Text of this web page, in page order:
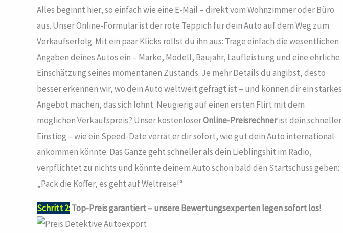
Alles beginnt hier, so einfach wie eine E-Mail – direkt vom Wohnzimmer oder Büro
aus. Unser Online-Formular ist der rote Teppich für dein Auto auf dem Weg zum
Verkaufserfolg. Mit ein paar Klicks rollst du ihn aus: Trage einfach die wesentlichen
Angaben deines Autos ein – Marke, Modell, Baujahr, Laufleistung und eine ehrliche
Einschätzung seines momentanen Zustands. Je mehr Details du angibst, desto
besser erkennen wir, wo dein Auto weltweit gefragt ist – und können dir ein starkes
Angebot machen, das sich lohnt. Neugierig auf einen ersten Flirt mit dem
möglichen Verkaufspreis? Unser kostenloserOnline-Preisrechnerist dein schneller
Einstieg – wie ein Speed-Date verrät er dir sofort, wie gut dein Auto international
ankommen könnte. Das Ganze geht schneller als dein Lieblingshit im Radio,
verpflichtet zu nichts und könnte deinem Auto schon bald den Startschuss geben:
„Pack die Koffer, es geht auf Weltreise!“
Schritt 2:Top-Preis garantiert – unsere Bewertungsexperten legen sofort los!